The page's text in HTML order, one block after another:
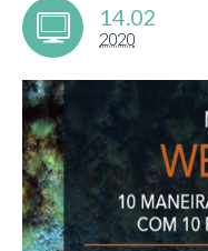
14.02
2020